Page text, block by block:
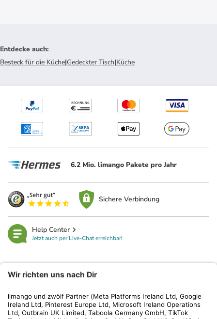
Entdecke auch:
Besteck für die Küche|Gedeckter Tisch|Küche
6.2 Mio. limango Pakete pro Jahr
Sichere Verbindung
Help Center
Jetzt auch per Live-Chat erreichbar!
Kundenservice